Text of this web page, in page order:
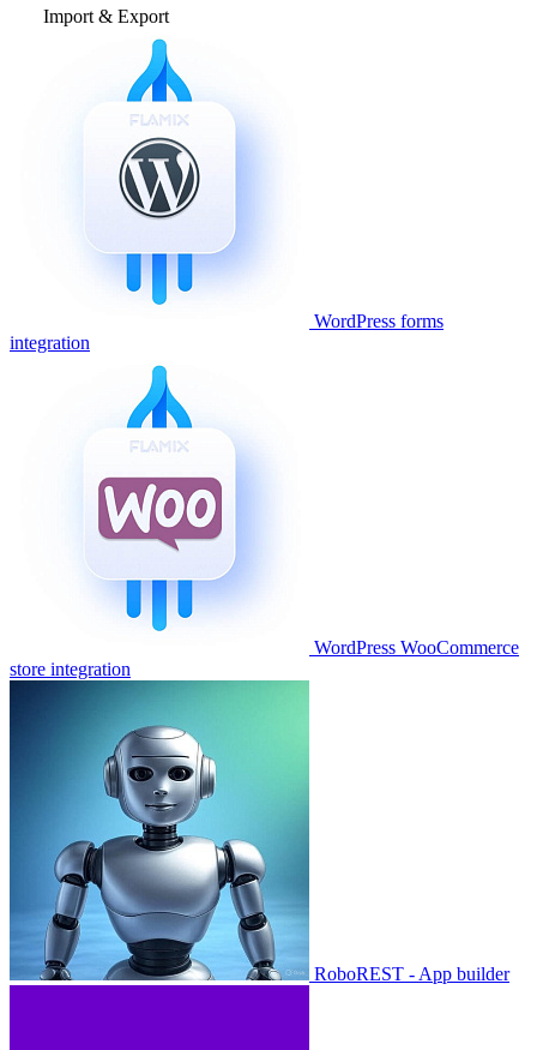
Import & Export
WordPress forms
integration
WordPress WooCommerce
store integration
RoboREST - App builder